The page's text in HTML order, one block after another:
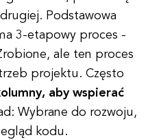
Podstawowa
3-etapowy proces -
ale ten proces
projektu. Często
aby wspierać
Wybrane do rozwoju,
kodu.